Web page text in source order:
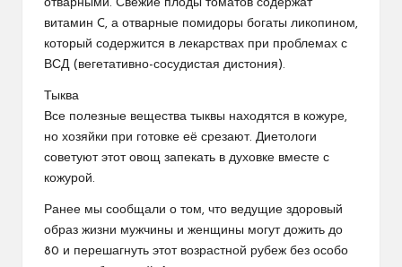
отварными. Свежие плоды томатов содержат
витамин C, а отварные помидоры богаты ликопином,
который содержится в лекарствах при проблемах с
ВСД (вегетативно-сосудистая дистония).
Тыква
Все полезные вещества тыквы находятся в кожуре,
но хозяйки при готовке её срезают. Диетологи
советуют этот овощ запекать в духовке вместе с
кожурой.
Ранее мы сообщали о том, что ведущие здоровый
образ жизни мужчины и женщины могут дожить до
80 и перешагнуть этот возрастной рубеж без особо